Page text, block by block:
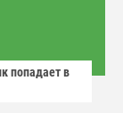
попадает в